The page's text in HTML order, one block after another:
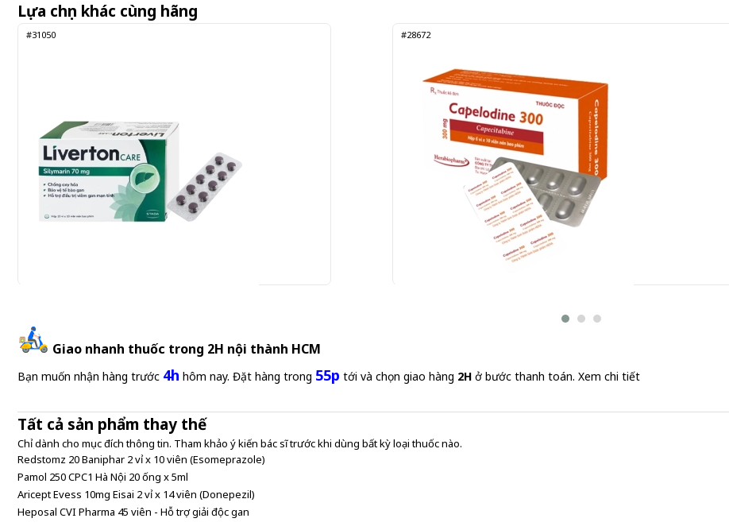
Lựa chọn khác cùng hãng
#31050
Gửi đơn thuốc
#28672
Capelodine 300 Herabiopharm 6 vỉ x 10 viên (Capecitabine)
Gửi đơn thuốc
Giao nhanh thuốc trong 2H nội thành HCM
Bạn muốn nhận hàng trước 4h hôm nay. Đặt hàng trong 55p tới và chọn giao hàng 2H ở bước thanh toán. Xem chi tiết
Tất cả sản phẩm thay thế
Chỉ dành cho mục đích thông tin. Tham khảo ý kiến bác sĩ trước khi dùng bất kỳ loại thuốc nào.
Redstomz 20 Baniphar 2 vỉ x 10 viên (Esomeprazole)
Pamol 250 CPC1 Hà Nội 20 ống x 5ml
Aricept Evess 10mg Eisai 2 vỉ x 14 viên (Donepezil)
Heposal CVI Pharma 45 viên - Hỗ trợ giải độc gan